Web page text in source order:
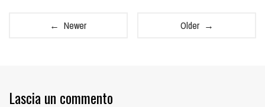
← Newer Older →
Lascia un commento